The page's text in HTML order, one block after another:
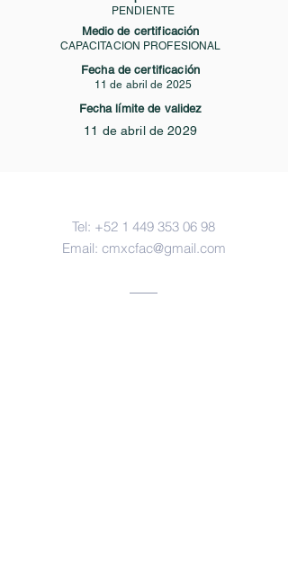
PENDIENTE
Medio de certificación
CAPACITACION PROFESIONAL
Fecha de certificación
11 de abril de 2025
Fecha límite de validez
11 de abril de 2029
Tel: +52 1 449 353 06 98
Email: cmxcfac@gmail.com